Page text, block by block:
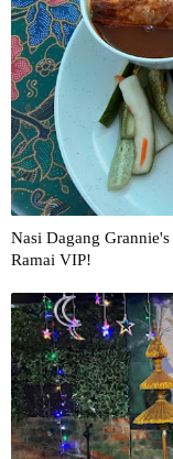
Nasi Dagang
Ramai VIP!